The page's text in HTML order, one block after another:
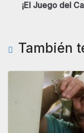
¡El Juego del
También